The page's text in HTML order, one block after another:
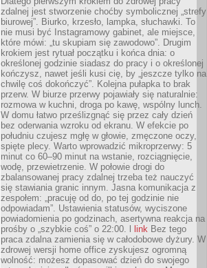
zdalnej jest stworzenie choćby symbolicznej „strefy
biurowej”. Biurko, krzesło, lampka, słuchawki. To
nie musi być Instagramowy gabinet, ale miejsce,
które mówi: „tu skupiam się zawodowo”. Drugim
krokiem jest rytuał początku i końca dnia: o
określonej godzinie siadasz do pracy i o określonej
kończysz, nawet jeśli kusi cię, by „jeszcze tylko na
chwilę coś dokończyć”. Kolejna pułapka to brak
przerw. W biurze przerwy pojawiały się naturalnie:
rozmowa w kuchni, droga po kawę, wspólny lunch.
W domu łatwo prześlizgnąć się przez cały dzień
bez oderwania wzroku od ekranu. W efekcie po
południu czujesz mgłę w głowie, zmęczone oczy,
spięte plecy. Warto wprowadzić mikroprzerwy: 5
minut co 60–90 minut na wstanie, rozciągnięcie,
wodę, przewietrzenie. W połowie drogi do
zbalansowanej pracy zdalnej trzeba też nauczyć
się stawiania granic innym. Jasna komunikacja z
zespołem: „pracuję od do, po tej godzinie nie
odpowiadam”. Ustawienia statusów, wyciszone
powiadomienia po godzinach, asertywna reakcja na
prośby o „szybkie coś” o 22:00. l
link Bez tego
praca zdalna zamienia się w całodobowe dyżury. W
zdrowej wersji home office zyskujesz ogromną
wolność: możesz dopasować dzień do swojego